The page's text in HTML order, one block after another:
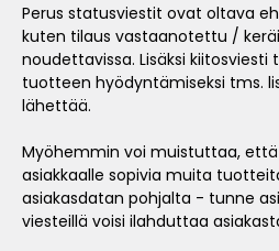
Perus statusviestit ovat oltava
kuten tilaus vastaanotettu /
noudettavissa. Lisäksi kiitosviesti
tuotteen hyödyntämiseksi tms.
lähettää.
Myöhemmin voi muistuttaa, että
asiakkaalle sopivia muita
asiakasdatan pohjalta - tunne
viesteillä voisi ilahduttaa